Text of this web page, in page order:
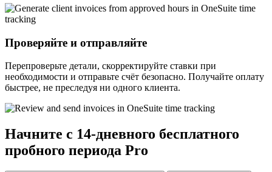
Проверяйте и отправляйте
Перепроверьте детали, скорректируйте ставки при
необходимости и отправьте счёт безопасно. Получайте оплату
быстрее, не преследуя ни одного клиента.
Начните с 14-дневного бесплатного
пробного периода Pro